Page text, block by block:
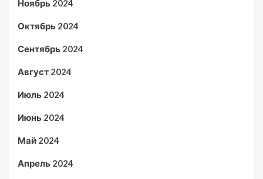
Ноябрь 2024
Октябрь 2024
Сентябрь 2024
Август 2024
Июль 2024
Июнь 2024
Май 2024
Апрель 2024